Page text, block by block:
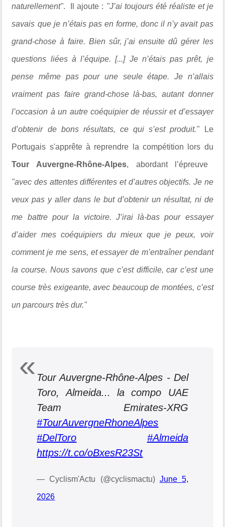
naturellement". Il ajoute : "J’ai toujours été réaliste et je
savais que je n’étais pas en forme, donc il n’y avait pas
grand-chose à faire. Bien sûr, j’ai ensuite dû gérer les
questions liées à l’équipe. [...] Je n’étais pas prêt, je
pense même pas pour une seule étape. Je n’allais
vraiment pas faire grand-chose là-bas, autant donner
l’occasion à un autre coéquipier de réussir et d’essayer
d’obtenir de bons résultats, ce qui s’est produit." Le
Portugais s'apprête à reprendre la compétition lors du
Tour Auvergne-Rhône-Alpes, abordant l’épreuve
"avec des attentes différentes et d’autres objectifs. Je ne
veux pas y aller dans le but d’obtenir un résultat, ni de
me battre pour la victoire. J’irai là-bas pour essayer
d’aider mes coéquipiers du mieux que je peux, voir
comment je me sens, et essayer de m’entraîner pendant
la course. Nous savons que c’est difficile, car c’est une
course très exigeante, avec beaucoup de montées, c’est
un parcours très dur."
Tour Auvergne-Rhône-Alpes - Del
Toro, Almeida... la compo UAE
Team Emirates-XRG
#TourAuvergneRhoneAlpes
#DelToro
#Almeida
https://t.co/oBxesR23St
— Cyclism'Actu (@cyclismactu) June 5,
2026